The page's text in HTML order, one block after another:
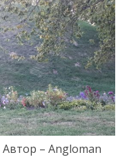
Автор – Angloman